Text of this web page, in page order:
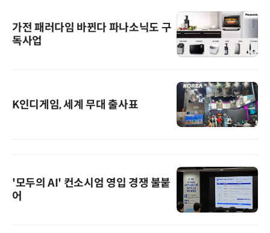
가전 패러다임 바뀐다 파나소닉도 구
독사업
K인디게임, 세계 무대 출사표
'모두의 AI' 컨소시엄 영입 경쟁 불붙
어